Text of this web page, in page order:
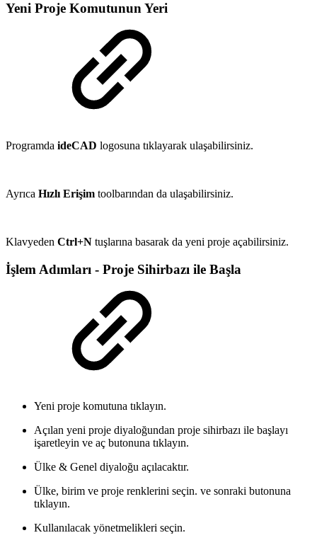
Yeni Proje Komutunun Yeri
Programda ideCAD logosuna tıklayarak ulaşabilirsiniz.
Ayrıca Hızlı Erişim toolbarından da ulaşabilirsiniz.
Klavyeden Ctrl+N tuşlarına basarak da yeni proje açabilirsiniz.
İşlem Adımları - Proje Sihirbazı ile Başla
Yeni proje komutuna tıklayın.
Açılan yeni proje diyaloğundan proje sihirbazı ile başlayı
işaretleyin ve aç butonuna tıklayın.
Ülke & Genel diyaloğu açılacaktır.
Ülke, birim ve proje renklerini seçin. ve sonraki butonuna
tıklayın.
Kullanılacak yönetmelikleri seçin.